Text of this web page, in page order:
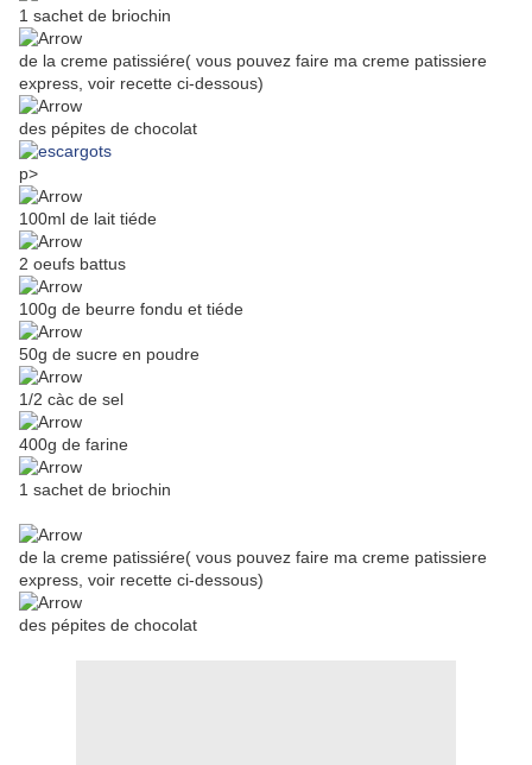
1 sachet de briochin
de la creme patissiére( vous pouvez faire ma creme patissiere
express, voir recette ci-dessous)
des pépites de chocolat
p>
100ml de lait tiéde
2 oeufs battus
100g de beurre fondu et tiéde
50g de sucre en poudre
1/2 càc de sel
400g de farine
1 sachet de briochin
de la creme patissiére( vous pouvez faire ma creme patissiere
express, voir recette ci-dessous)
des pépites de chocolat